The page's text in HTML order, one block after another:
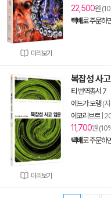
미리보기
22,500원
택배로 주문하
미리보기
복잡성 사
티 번역총서 7
에드가 모랭(지
에코리브르|
11,700원
택배로 주문하